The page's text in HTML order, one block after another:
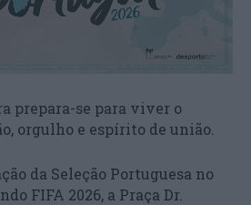
prepara-se para viver o
orgulho e espírito de união.
da Seleção Portuguesa no
FIFA 2026, a Praça Dr.